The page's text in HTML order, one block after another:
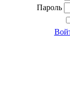
Пароль